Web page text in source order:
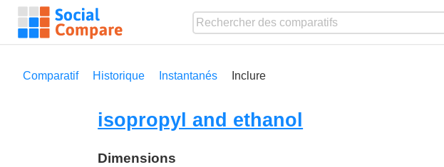
Comparatif Historique Instantanés Inclure
isopropyl and ethanol
Dimensions